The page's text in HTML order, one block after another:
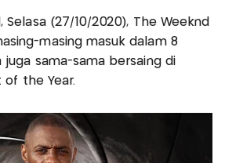
Selasa (27/10/2020), The Weeknd
masing masuk dalam 8
juga sama-sama bersaing di
of the Year.